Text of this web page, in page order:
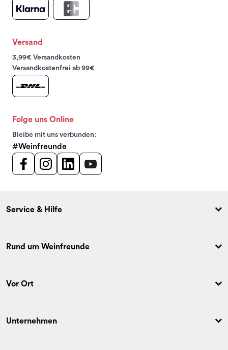
Versand
3,99€ Versandkosten
Versandkostenfrei ab 99€
Folge uns Online
Bleibe mit uns verbunden:
#Weinfreunde
Service & Hilfe
Rund um Weinfreunde
Vor Ort
Unternehmen